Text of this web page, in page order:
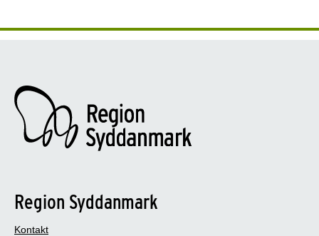
Region Syddanmark
Kontakt